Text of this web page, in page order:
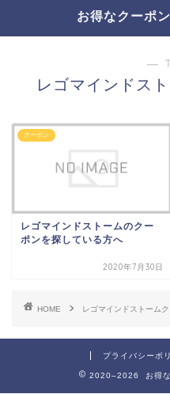
お得なクーポ
―
レゴマインドス
クーポン
レゴマインドストームのクー
ポンを探している方へ
2020年7月30日
HOME レゴマインドストーム
プライバシーポ
2020–2026 お得な